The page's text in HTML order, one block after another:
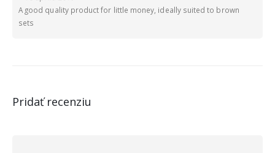
A good quality product for little money, ideally suited to brown
sets
Pridať recenziu